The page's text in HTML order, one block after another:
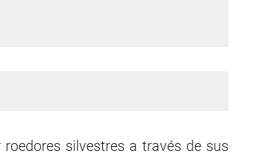
silvestres a través de sus